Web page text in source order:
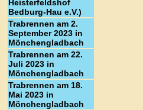
Heisterfeldshof
Bedburg-Hau e.V.)
Trabrennen am 2.
September 2023 in
Mönchengladbach
Trabrennen am 22.
Juli 2023 in
Mönchengladbach
Trabrennen am 18.
Mai 2023 in
Mönchengladbach